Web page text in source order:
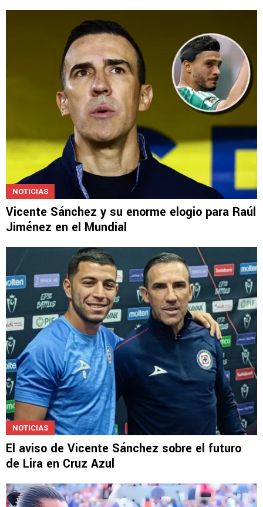
NOTICIAS
Vicente Sánchez y su enorme elogio para Raúl
Jiménez en el Mundial
NOTICIAS
El aviso de Vicente Sánchez sobre el futuro
de Lira en Cruz Azul